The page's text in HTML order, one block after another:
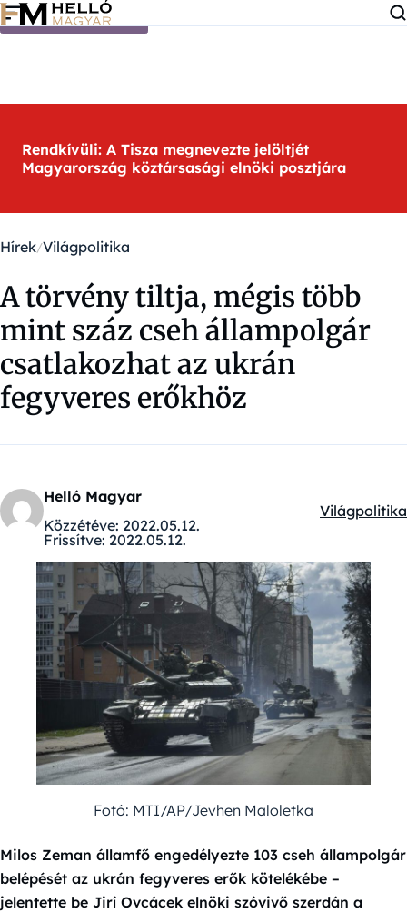
Ugrás a tartalomra
Rendkívüli: A Tisza megnevezte jelöltjét
Magyarország köztársasági elnöki posztjára
Hírek Világpolitika
A törvény tiltja, mégis több
mint száz cseh állampolgár
csatlakozhat az ukrán
fegyveres erőkhöz
Helló Magyar
Közzétéve: 2022.05.12.
Frissítve: 2022.05.12.
Kategóriák:
Világpolitika
Fotó: MTI/AP/Jevhen Maloletka
Milos Zeman államfő engedélyezte 103 cseh állampolgár
belépését az ukrán fegyveres erők kötelékébe –
jelentette be Jirí Ovcácek elnöki szóvivő szerdán a